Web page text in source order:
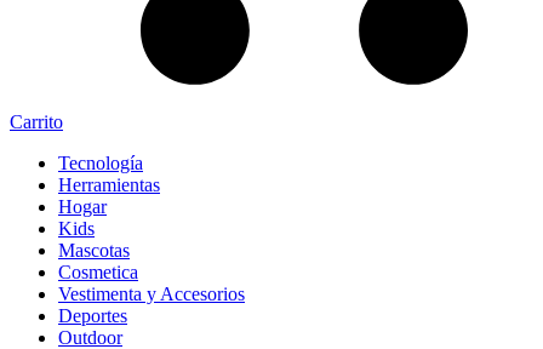
Carrito
Tecnología
Herramientas
Hogar
Kids
Mascotas
Cosmetica
Vestimenta y Accesorios
Deportes
Outdoor